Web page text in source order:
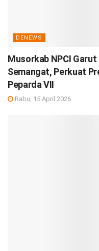
DENEWS
Musorkab NPCI
Semangat, Perkuat
Peparda VII
Rabu, 15 April 2026